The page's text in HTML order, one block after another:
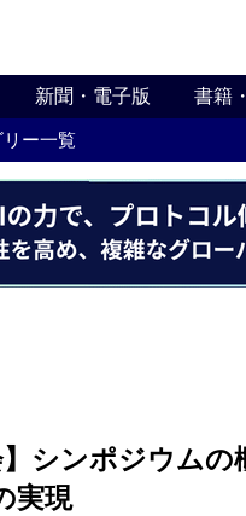
新聞・電子版 書籍
ー一覧
】シンポジウム
実現